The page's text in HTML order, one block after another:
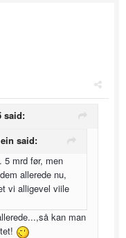
said:
said:
5 mrd før, men
allerede nu,
vi alligevel viile
kan man